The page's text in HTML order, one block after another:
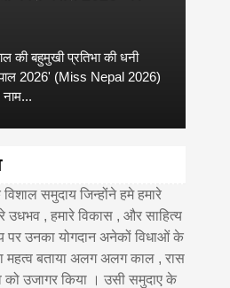
की बहुमुखी प्रतिभा की धनी
2026' (Miss Nepal 2026)
नाम...
समुदाय जिन्होंने हमे हमारे
उधभव , हमारे विकास , और साहित्य
उनका योगदान अनेकों विधाओं के
महत्व बताया अलग अलग काल , रास
को उजागर किया । उसी समुदाए के